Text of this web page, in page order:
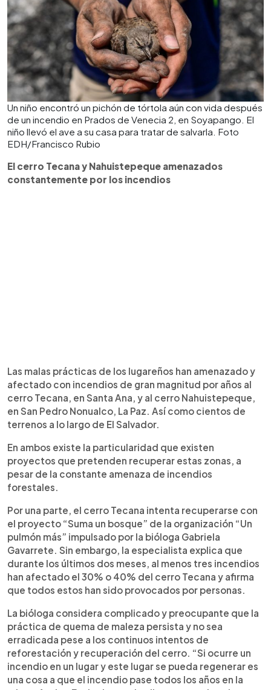
Un niño encontró un pichón de tórtola aún con vida después
de un incendio en Prados de Venecia 2, en Soyapango. El
niño llevó el ave a su casa para tratar de salvarla. Foto
EDH/Francisco Rubio
El cerro Tecana y Nahuistepeque amenazados
constantemente por los incendios
Las malas prácticas de los lugareños han amenazado y
afectado con incendios de gran magnitud por años al
cerro Tecana, en Santa Ana, y al cerro Nahuistepeque,
en San Pedro Nonualco, La Paz. Así como cientos de
terrenos a lo largo de El Salvador.
En ambos existe la particularidad que existen
proyectos que pretenden recuperar estas zonas, a
pesar de la constante amenaza de incendios
forestales.
Por una parte, el cerro Tecana intenta recuperarse con
el proyecto “Suma un bosque” de la organización “Un
pulmón más” impulsado por la bióloga Gabriela
Gavarrete. Sin embargo, la especialista explica que
durante los últimos dos meses, al menos tres incendios
han afectado el 30% o 40% del cerro Tecana y afirma
que todos estos han sido provocados por personas.
La bióloga considera complicado y preocupante que la
práctica de quema de maleza persista y no sea
erradicada pese a los continuos intentos de
reforestación y recuperación del cerro. “Si ocurre un
incendio en un lugar y este lugar se pueda regenerar es
una cosa a que el incendio pase todos los años en la